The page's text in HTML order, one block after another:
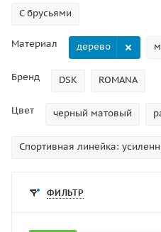
С брусьями
Материал дерево
Бренд DSK ROMANA
Цвет черный матовый
Спортивная линейка:
ФИЛЬТР